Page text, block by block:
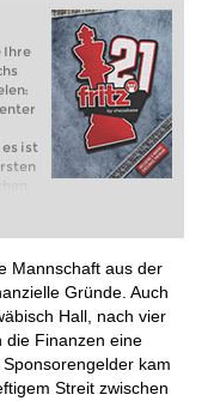
Ihre
es ist
und
Mannschaft aus der
Gründe. Auch
Hall, nach vier
die Finanzen eine
kam
Streit zwischen